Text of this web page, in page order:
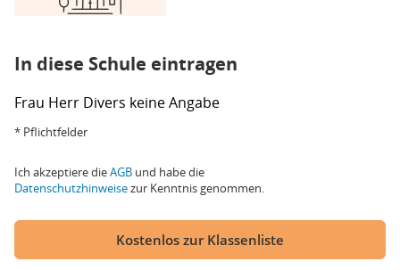
In diese Schule eintragen
Frau Herr Divers keine Angabe
* Pflichtfelder
Ich akzeptiere dieAGB und habe die
Datenschutzhinweisezur Kenntnis genommen.
Kostenlos zur Klassenliste